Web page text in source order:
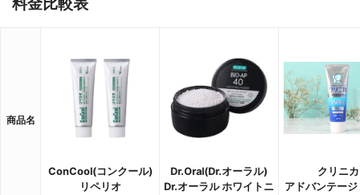
商品名
ConCool(コンクール)
リペリオ
Dr.Oral(Dr.オーラル)
Dr.オーラル ホワイトニ
クリニカ
アドバンテージ